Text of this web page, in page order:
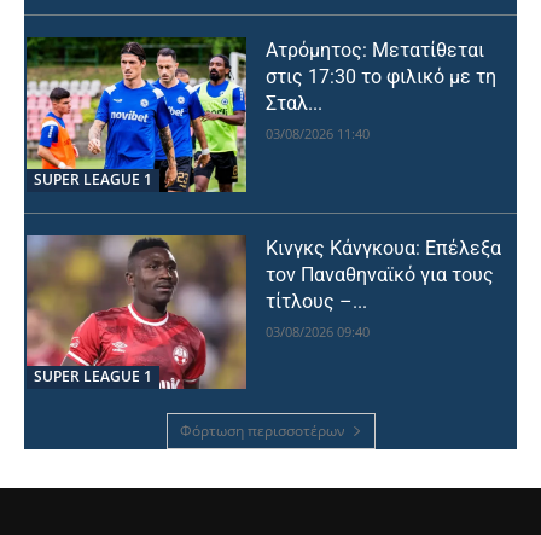
SUPER LEAGUE 1
Ατρόμητος: Μετατίθεται
στις 17:30 το φιλικό με τη
Σταλ...
03/08/2026 11:40
SUPER LEAGUE 1
Κινγκς Κάνγκουα: Επέλεξα
τον Παναθηναϊκό για τους
τίτλους –...
03/08/2026 09:40
Φόρτωση περισσοτέρων